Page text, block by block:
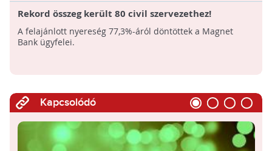
Rekord összeg került 80 civil szervezethez!
A felajánlott nyereség 77,3%-áról döntöttek a Magnet
Bank ügyfelei.
Kapcsolódó